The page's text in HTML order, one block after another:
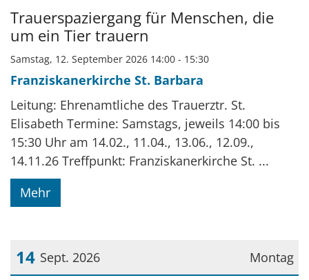
Datum: 12. September 2026
Trauerspaziergang für Menschen, die
um ein Tier trauern
Samstag, 12. September 2026 14:00 - 15:30
Franziskanerkirche St. Barbara
Leitung: Ehrenamtliche des Trauerztr. St.
Elisabeth Termine: Samstags, jeweils 14:00 bis
15:30 Uhr am 14.02., 11.04., 13.06., 12.09.,
14.11.26 Treffpunkt: Franziskanerkirche St. ...
Mehr
Montag
14 Sept. 2026